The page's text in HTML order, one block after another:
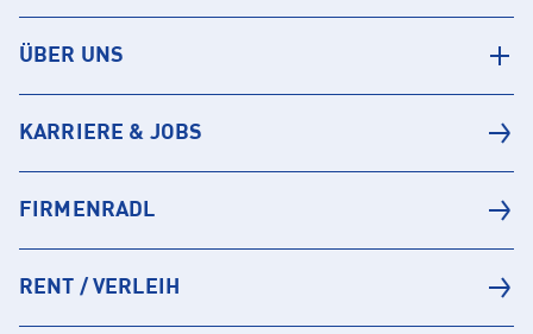
ÜBER UNS
KARRIERE & JOBS
FIRMENRADL
RENT / VERLEIH